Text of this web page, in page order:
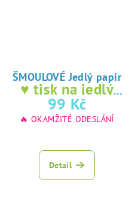
ŠMOULOVÉ Jedlý papír
♥ tisk na jedlý
papír
99 Kč
🔥 OKAMŽITÉ ODESLÁNÍ
Detail